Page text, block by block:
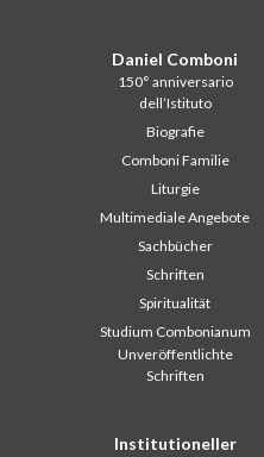
Daniel Comboni
150° anniversario
dell’Istituto
Biografie
Comboni Familie
Liturgie
Multimediale Angebote
Sachbücher
Schriften
Spiritualität
Studium Combonianum
Unveröffentlichte
Schriften
Institutioneller